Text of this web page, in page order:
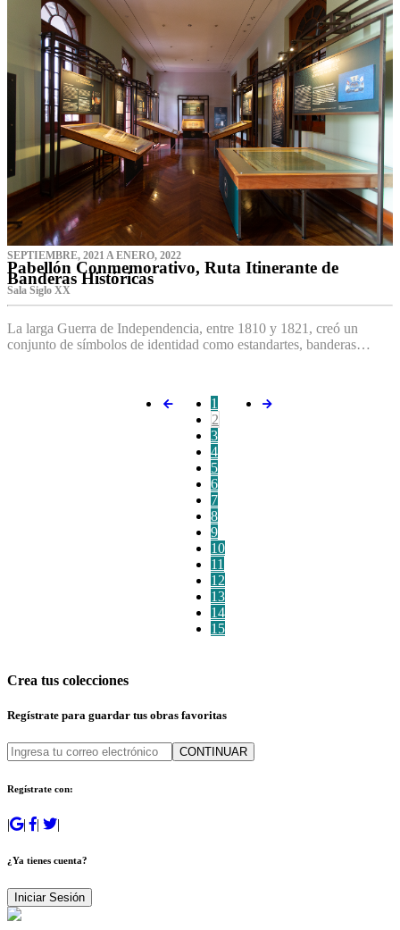
SEPTIEMBRE, 2021 A ENERO, 2022
Pabellón Conmemorativo, Ruta Itinerante de
Banderas Históricas
Sala Siglo XX
La larga Guerra de Independencia, entre 1810 y 1821, creó un
conjunto de símbolos de identidad como estandartes, banderas…
1
2
3
4
5
6
7
8
9
10
11
12
13
14
15
Crea tus colecciones
Regístrate para guardar tus obras favoritas
CONTINUAR
Regístrate con:
| | | |
¿Ya tienes cuenta?
Iniciar Sesión